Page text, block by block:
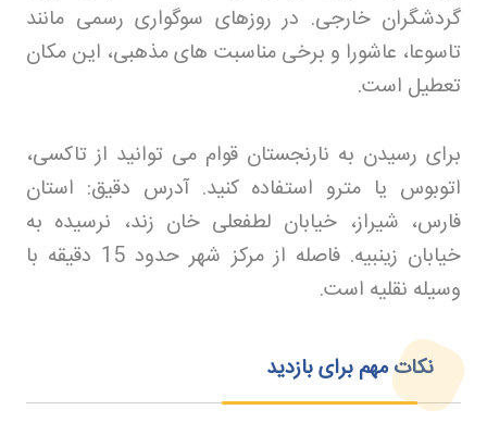
گردشگران خارجی. در روزهای سوگواری رسمی مانند
تاسوعا، عاشورا و برخی مناسبت های مذهبی، این مکان
تعطیل است.
برای رسیدن به نارنجستان قوام می توانید از تاکسی،
اتوبوس یا مترو استفاده کنید. آدرس دقیق: استان
فارس، شیراز، خیابان لطفعلی خان زند، نرسیده به
خیابان زینبیه. فاصله از مرکز شهر حدود 15 دقیقه با
وسیله نقلیه است.
نکات مهم برای بازدید